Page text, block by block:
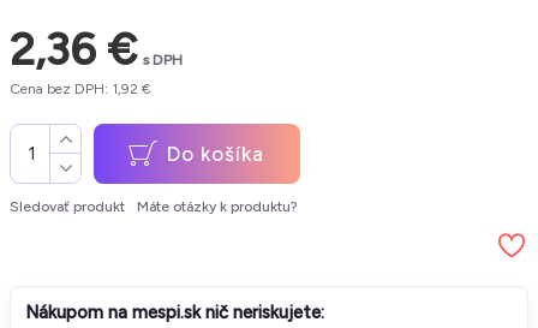
2,36 € s DPH
Cena bez DPH: 1,92 €
Do košíka
Sledovať produkt Máte otázky k produktu?
Nákupom na mespi.sk nič neriskujete: